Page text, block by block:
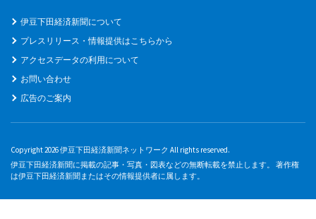
伊豆下田経済新聞について
プレスリリース・情報提供はこちらから
アクセスデータの利用について
お問い合わせ
広告のご案内
Copyright 2026 伊豆下田経済新聞ネットワーク All rights reserved.
伊豆下田経済新聞に掲載の記事・写真・図表などの無断転載を禁止します。 著作権
は伊豆下田経済新聞またはその情報提供者に属します。